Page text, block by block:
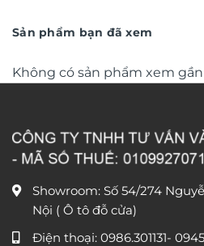
1.550.000
Sản phẩm bạn đã xem
Không có sản phẩm xem
Showroom: Số 54/274
Nội ( Ô tô đỗ cửa)
Điện thoại: 0986.301131-